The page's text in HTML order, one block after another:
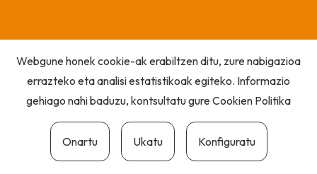
Webgune honek cookie-ak erabiltzen ditu, zure nabigazioa
errazteko eta analisi estatistikoak egiteko. Informazio
gehiago nahi baduzu, kontsultatu gureCookien Politika
Onartu Ukatu Konfiguratu